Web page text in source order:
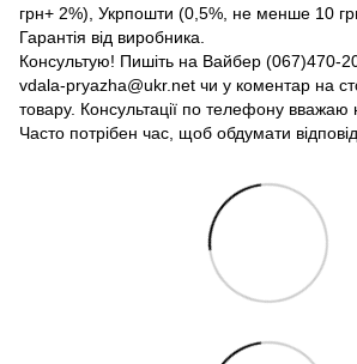
грн+ 2%), Укрпошти (0,5%, не менше 10
Гарантія від виробника.
Консультую! Пишіть на Вайбер (067)470-
vdala-pryazha@ukr.net чи у коментар на
товару. Консультації по телефону вважаю
Часто потрібен час, щоб обдумати